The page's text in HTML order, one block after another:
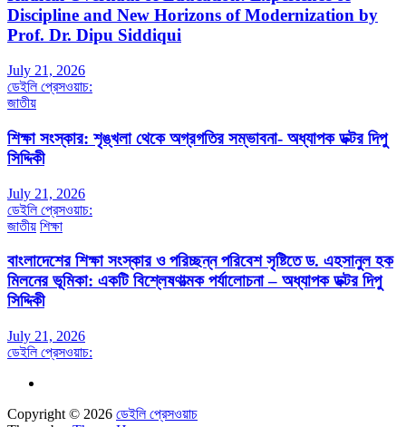
Discipline and New Horizons of Modernization by
Prof. Dr. Dipu Siddiqui
July 21, 2026
ডেইলি প্রেসওয়াচ:
জাতীয়
শিক্ষা সংস্কার: শৃঙ্খলা থেকে অগ্রগতির সম্ভাবনা- অধ্যাপক ডক্টর দিপু
সিদ্দিকী
July 21, 2026
ডেইলি প্রেসওয়াচ:
জাতীয় শিক্ষা
বাংলাদেশের শিক্ষা সংস্কার ও পরিচ্ছন্ন পরিবেশ সৃষ্টিতে ড. এহসানুল হক
মিলনের ভূমিকা: একটি বিশ্লেষণাত্মক পর্যালোচনা – অধ্যাপক ডক্টর দিপু
সিদ্দিকী
July 21, 2026
ডেইলি প্রেসওয়াচ:
Copyright © 2026 ডেইলি প্রেসওয়াচ